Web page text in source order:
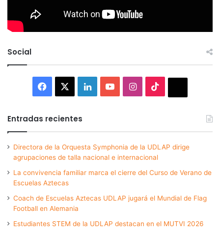
Social
Facebook LinkedInYouTubeInstagram
Entradas recientes
Directora de la Orquesta Symphonia de la UDLAP dirige
agrupaciones de talla nacional e internacional
La convivencia familiar marca el cierre del Curso de Verano de
Escuelas Aztecas
Coach de Escuelas Aztecas UDLAP jugará el Mundial de Flag
Football en Alemania
Estudiantes STEM de la UDLAP destacan en el MUTVI 2026